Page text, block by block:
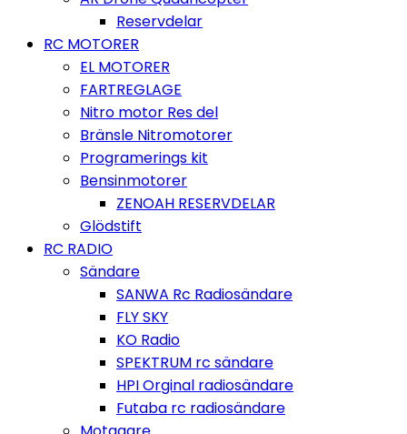
Reservdelar
RC MOTORER
EL MOTORER
FARTREGLAGE
Nitro motor Res del
Bränsle Nitromotorer
Programerings kit
Bensinmotorer
ZENOAH RESERVDELAR
Glödstift
RC RADIO
Sändare
SANWA Rc Radiosändare
FLY SKY
KO Radio
SPEKTRUM rc sändare
HPI Orginal radiosändare
Futaba rc radiosändare